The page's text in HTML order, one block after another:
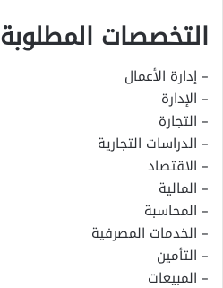
التخصصات المطلوبة
– إدارة الأعمال
– الإدارة
– التجارة
– الدراسات التجارية
– الاقتصاد
– المالية
– المحاسبة
– الخدمات المصرفية
– التأمين
– المبيعات